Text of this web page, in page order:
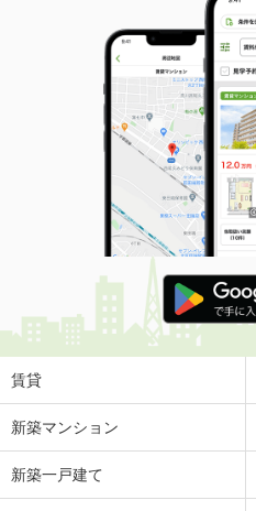
賃貸
新築マンション
新築一戸建て